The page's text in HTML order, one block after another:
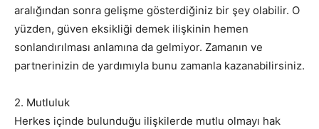
aralığından sonra gelişme gösterdiğiniz bir şey olabilir. O
yüzden, güven eksikliği demek ilişkinin hemen
sonlandırılması anlamına da gelmiyor. Zamanın ve
partnerinizin de yardımıyla bunu zamanla kazanabilirsiniz.
2. Mutluluk
Herkes içinde bulunduğu ilişkilerde mutlu olmayı hak